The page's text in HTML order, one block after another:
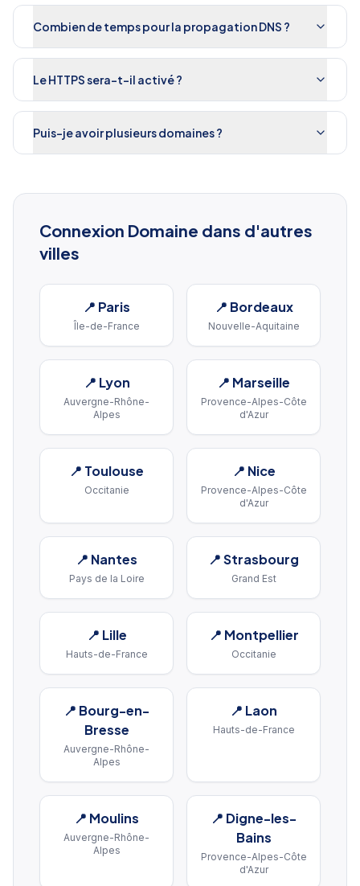
Combien de temps pour la propagation DNS ?
Le HTTPS sera-t-il activé ?
Puis-je avoir plusieurs domaines ?
Connexion Domaine dans d'autres
villes
📍 Paris
Île-de-France
📍 Bordeaux
Nouvelle-Aquitaine
📍 Lyon
Auvergne-Rhône-
Alpes
📍 Marseille
Provence-Alpes-Côte
d'Azur
📍 Toulouse
Occitanie
📍 Nice
Provence-Alpes-Côte
d'Azur
📍 Nantes
Pays de la Loire
📍Strasbourg
Grand Est
📍 Lille
Hauts-de-France
📍 Montpellier
Occitanie
📍 Bourg-en-
Bresse
Auvergne-Rhône-
Alpes
📍 Laon
Hauts-de-France
📍 Moulins
Auvergne-Rhône-
Alpes
📍 Digne-les-
Bains
Provence-Alpes-Côte
d'Azur